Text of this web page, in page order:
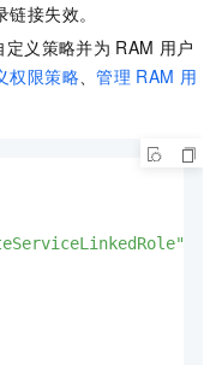
接失效。
定义策略并为 RAM 用户
权限策略、管理 RAM 用